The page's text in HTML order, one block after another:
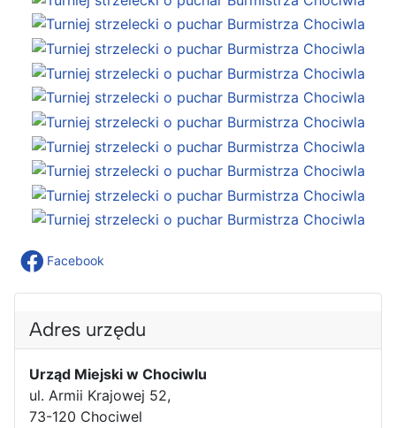
Facebook
Adres urzędu
Urząd Miejski w Chociwlu
ul. Armii Krajowej 52,
73-120 Chociwel